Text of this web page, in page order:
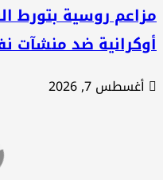
روسية بتورط
ضد منشآت
أغسطس 7, 2026